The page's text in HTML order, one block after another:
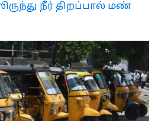
நீர் திறப்பால் மண்